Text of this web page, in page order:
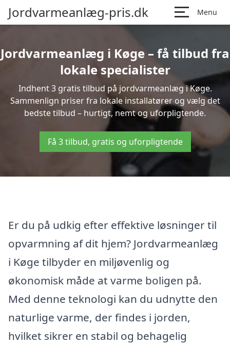
Jordvarmeanlæg-pris.dk Menu
Jordvarmeanlæg i Køge – få tilbud fra
lokale specialister
Indhent 3 gratis tilbud på jordvarmeanlæg i Køge.
Sammenlign priser fra lokale installatører og vælg det
bedste tilbud – hurtigt, nemt og uforpligtende.
Få 3 tilbud, gratis og uforpligtende
Er du på udkig efter effektive løsninger til
opvarmning af dit hjem? Jordvarmeanlæg
i Køge tilbyder en miljøvenlig og
økonomisk måde at varme boligen på.
Med denne teknologi kan du udnytte den
naturlige varme, der findes i jorden,
hvilket sikrer en stabil og behagelig